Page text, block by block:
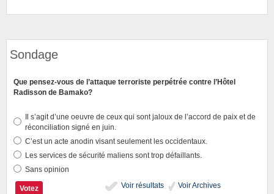
Sondage
Que pensez-vous de l’attaque terroriste perpétrée contre l’Hôtel
Radisson de Bamako?
Il s’agit d’une oeuvre de ceux qui sont jaloux de l’accord de paix et de
réconciliation signé en juin.
C’est un acte anodin visant seulement les occidentaux.
Les services de sécurité maliens sont trop défaillants.
Sans opinion
Voir résultats
Voir Archives